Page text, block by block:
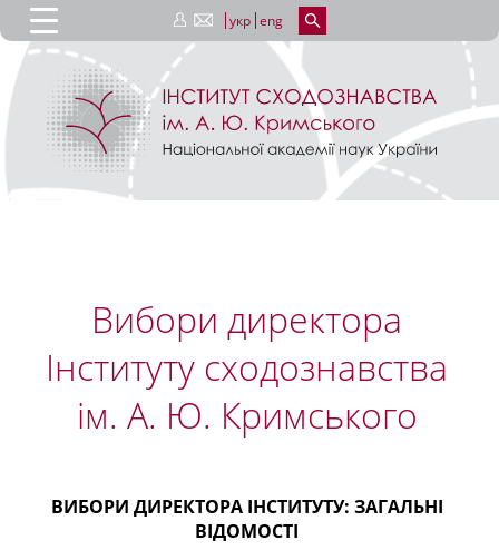
укр eng
Вибори директора
Інституту сходознавства
ім. А. Ю. Кримського
ВИБОРИ ДИРЕКТОРА ІНСТИТУТУ: ЗАГАЛЬНІ
ВІДОМОСТІ